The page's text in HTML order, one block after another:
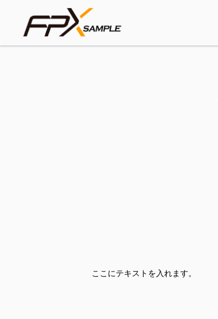
ここにテキストを入れます。